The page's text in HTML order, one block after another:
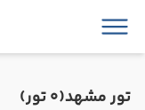
تور مشهد(0 تور)